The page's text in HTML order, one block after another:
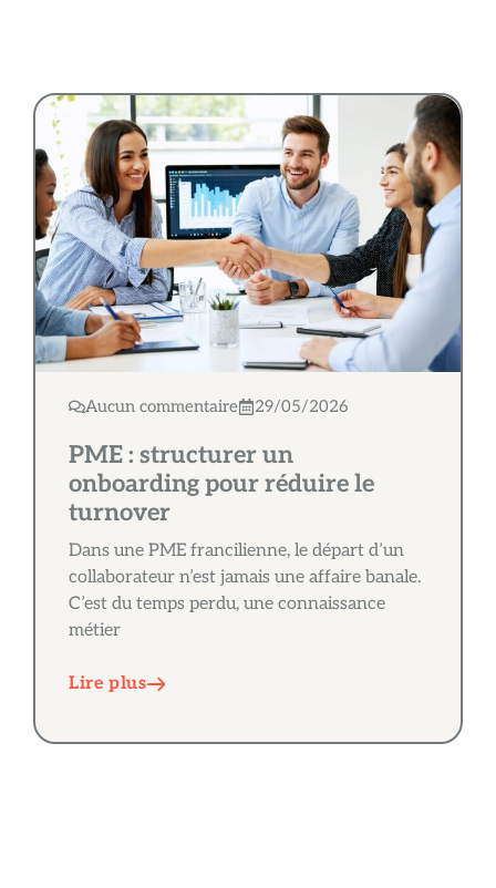
Aucun commentaire 29/05/2026
PME : structurer un
onboarding pour réduire le
turnover
Dans une PME francilienne, le départ d’un
collaborateur n’est jamais une affaire banale.
C’est du temps perdu, une connaissance
métier
Lire plus